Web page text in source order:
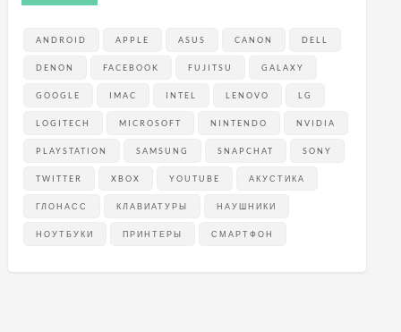
ANDROID APPLE ASUS CANON DELL
DENON FACEBOOK FUJITSU GALAXY
GOOGLE IMAC INTEL LENOVO LG
LOGITECH MICROSOFT NINTENDO NVIDIA
PLAYSTATION SAMSUNG SNAPCHAT SONY
TWITTER XBOX YOUTUBE АКУСТИКА
ГЛОНАСС КЛАВИАТУРЫ НАУШНИКИ
НОУТБУКИ ПРИНТЕРЫ СМАРТФОН